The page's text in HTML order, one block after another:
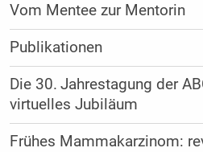
Vom Mentee zur Mentorin
Publikationen
Die 30. Jahrestagung der
virtuelles Jubiläum
Frühes Mammakarzinom: